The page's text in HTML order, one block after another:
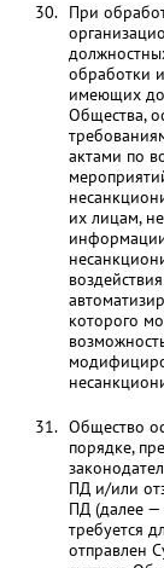
При
обработки
имеющих
Общества,
актами по
их лицам,
которого
Общество
порядке,
ПД и/или
ПД (далее —
требуется
отправлен